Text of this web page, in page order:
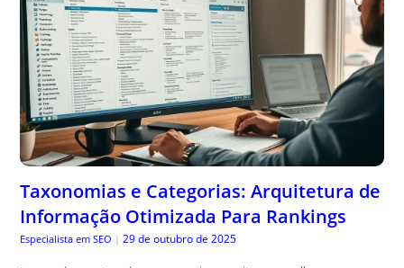
Taxonomias e Categorias: Arquitetura de
Informação Otimizada Para Rankings
Especialista em SEO | 29 de outubro de 2025